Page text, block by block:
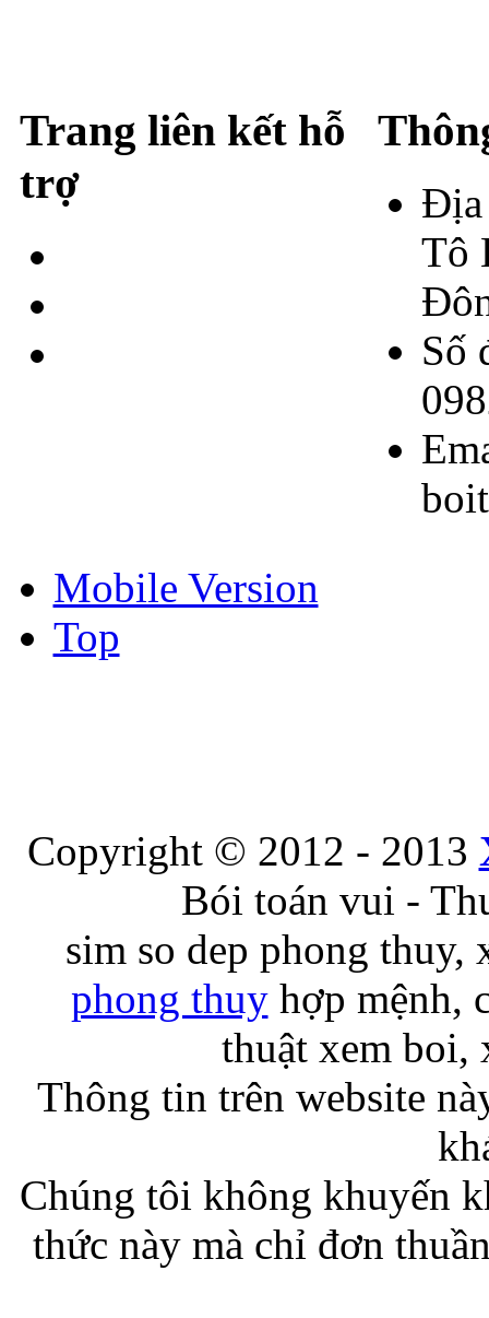
Trang liên kết hỗ
trợ
Địa
Tô
Số
Mobile Version
Top
Copyright © 2012 - 2013
Bói toán vui -
sim so dep phong thuy,
phong thuyhợp mệnh,
thuật xem boi,
Thông tin trên website
Chúng tôi không khuyến
thức này mà chỉ đơn